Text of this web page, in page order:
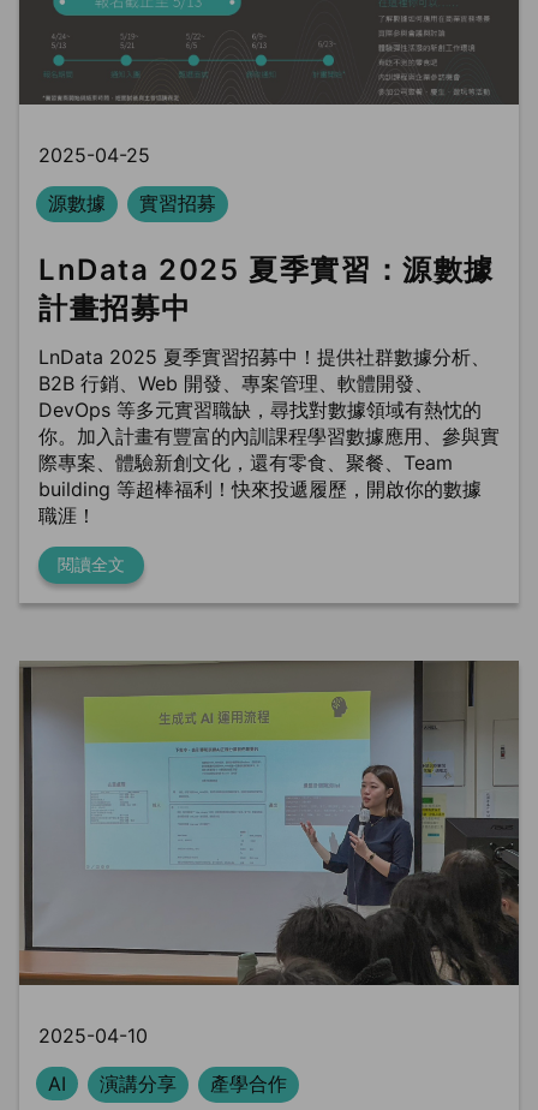
2025-04-25
源數據
實習招募
LnData 2025 夏季實習：源數據
計畫招募中
LnData 2025 夏季實習招募中！提供社群數據分析、
B2B 行銷、Web 開發、專案管理、軟體開發、
DevOps 等多元實習職缺，尋找對數據領域有熱忱的
你。加入計畫有豐富的內訓課程學習數據應用、參與實
際專案、體驗新創文化，還有零食、聚餐、Team
building 等超棒福利！快來投遞履歷，開啟你的數據
職涯！
閱讀全文
2025-04-10
AI
演講分享 產學合作